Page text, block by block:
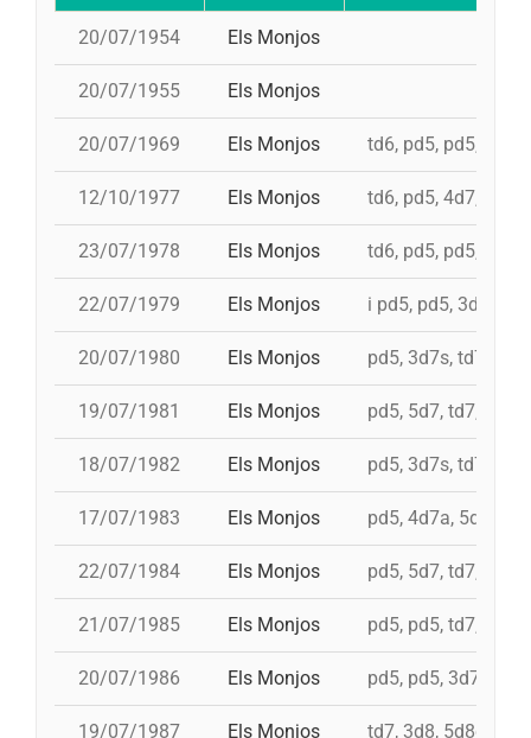
20/07/1954 Els Monjos
20/07/1955 Els Monjos
20/07/1969 Els Monjos td6, pd5, pd5, 4d7
12/10/1977 Els Monjos td6, pd5, 4d7, 3d7,
23/07/1978 Els Monjos td6, pd5, pd5, pd5,
22/07/1979 Els Monjos i pd5, pd5, 3d7s,
20/07/1980 Els Monjos pd5, 3d7s, td7,
19/07/1981 Els Monjos pd5, 5d7, td7, 4d8c
18/07/1982 Els Monjos pd5, 3d7s, td7c,
17/07/1983 Els Monjos pd5, 4d7a, 5d7, i
22/07/1984 Els Monjos pd5, 5d7, td7, 4d8
21/07/1985 Els Monjos pd5, pd5, td7, 4d8,
20/07/1986 Els Monjos pd5, pd5, 3d7s,
19/07/1987 Els Monjos td7, 3d8, 5d8c